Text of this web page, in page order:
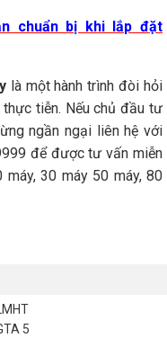
chuẩn bị khi lắp đặt
là một hành trình đòi hỏi
tiễn. Nếu chủ đầu tư
ngần ngại liên hệ với
để được tư vấn miễn
30 máy 50 máy, 80
5